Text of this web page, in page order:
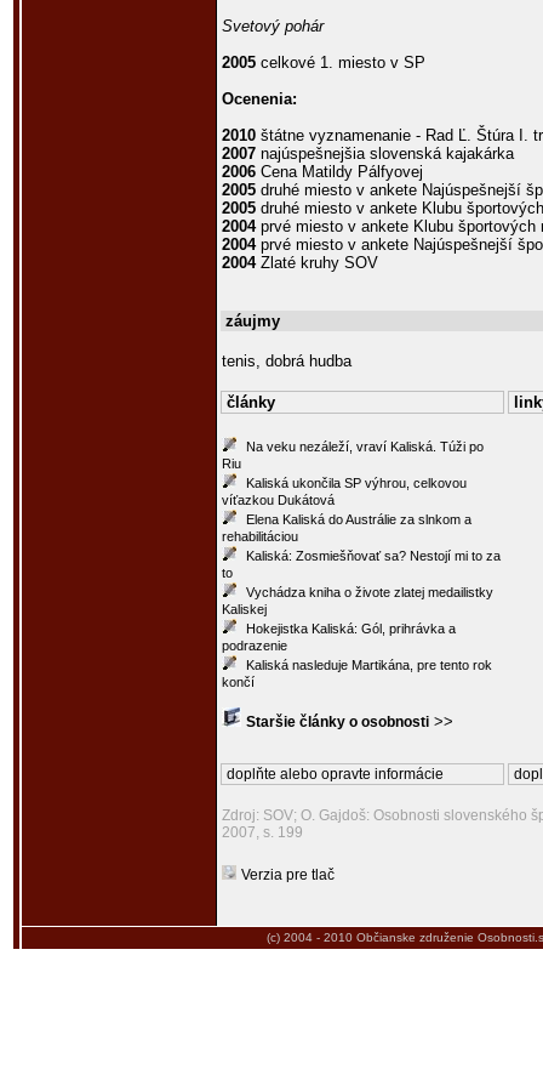
Svetový pohár
2005 celkové 1. miesto v SP
Ocenenia:
2010 štátne vyznamenanie - Rad Ľ. Štúra I.
2007 najúspešnejšia slovenská kajakárka
2006 Cena Matildy Pálfyovej
2005 druhé miesto v ankete Najúspešnejší
2005 druhé miesto v ankete Klubu
2004prvé miesto v ankete Klubu športových
2004prvé miesto v ankete Najúspešnejší
2004Zlaté kruhy SOV
záujmy
tenis, dobrá hudba
články
Na veku nezáleží, vraví Kaliská. Túži po
Riu
Kaliská ukončila SP výhrou, celkovou
víťazkou Dukátová
Elena Kaliská do Austrálie za slnkom a
rehabilitáciou
Kaliská: Zosmiešňovať sa? Nestojí mi to za
to
Vychádza kniha o živote zlatej medailistky
Kaliskej
Hokejistka Kaliská: Gól, prihrávka a
podrazenie
Kaliská nasleduje Martikána, pre tento rok
končí
Staršie články o osobnosti >>
doplňte alebo opravte informácie
Zdroj: SOV; O. Gajdoš: Osobnosti slovenského
2007, s. 199
Verzia pre tlač
(c) 2004 - 2010 Občianske združenie